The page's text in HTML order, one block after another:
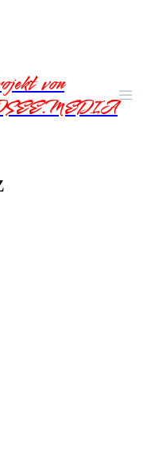
von